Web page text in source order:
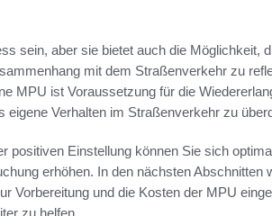
sein, aber sie bietet auch die Möglichkeit,
mit dem Straßenverkehr zu
MPU ist Voraussetzung für die
eigene Verhalten im Straßenverkehr zu
positiven Einstellung können Sie sich
erhöhen. In den nächsten Abschnitten
Vorbereitung und die Kosten der MPU